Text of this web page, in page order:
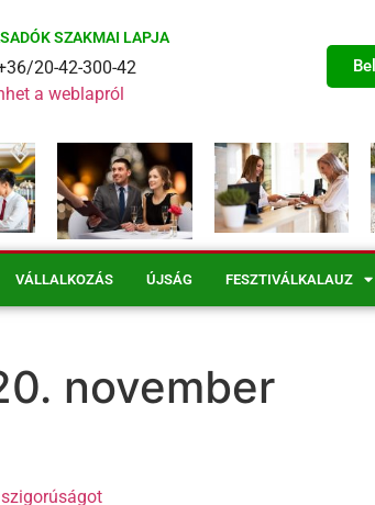
SZAKMAI LAPJA
20-42-300-42
a weblapról
VÁLLALKOZÁS ÚJSÁG FESZTIVÁLKALAUZ
november